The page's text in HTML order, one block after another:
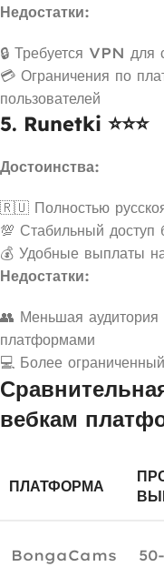
Недостатки:
🔒 Требуется VPN для
💳 Ограничения по
пользователей
5. Runetki ⭐⭐⭐
Достоинства:
🇷🇺 Полностью
💯 Стабильный доступ
💰 Удобные выплаты
Недостатки:
👥 Меньшая
платформами
💻 Более
вебкам
ПЛАТФОРМА
BongaCams